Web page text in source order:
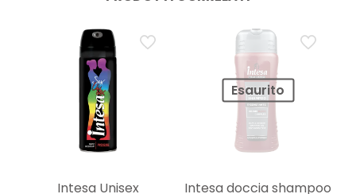
Intesa Unisex
Esaurito
Intesa doccia shampoo